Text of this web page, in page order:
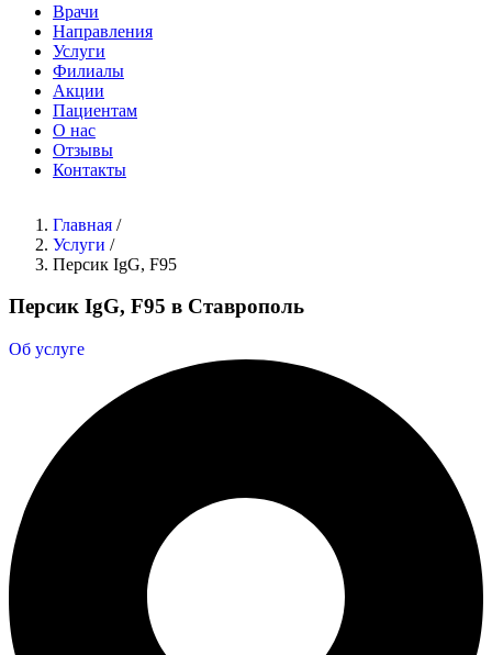
Врачи
Направления
Услуги
Филиалы
Акции
Пациентам
О нас
Отзывы
Контакты
Главная /
Услуги /
Персик IgG, F95
Персик IgG, F95 в Ставрополь
Об услуге